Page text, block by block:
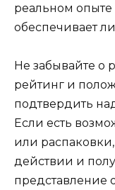
реальном
обеспечивает
Не забывайте о
рейтинг и
подтвердить
Если есть
или
действии и
представление